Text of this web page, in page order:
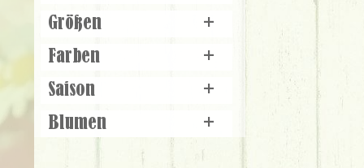
Größen
+
Farben
+
Saison
+
Blumen
+